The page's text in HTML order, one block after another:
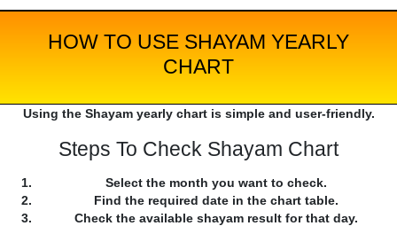
HOW TO USE SHAYAM YEARLY
CHART
Using the Shayam yearly chart is simple and user-friendly.
Steps To Check Shayam Chart
Select the month you want to check.
Find the required date in the chart table.
Check the available shayam result for that day.